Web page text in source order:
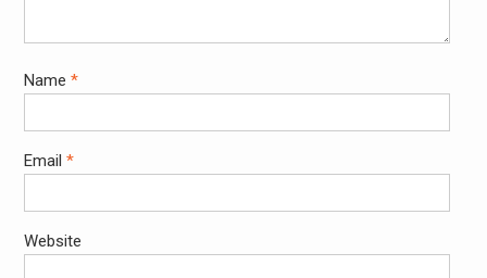
Name *
Email *
Website